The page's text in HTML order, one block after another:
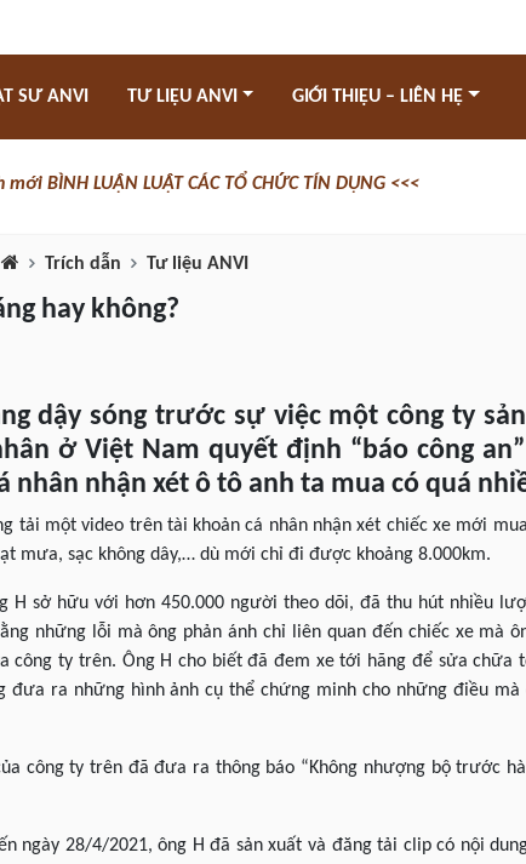
SƯ ANVI TƯ LIỆU ANVI GIỚI THIỆU – LIÊN HỆ
BÌNH LUẬN LUẬT CÁC TỔ CHỨC TÍN DỤNG <<<
Trích dẫn Tư liệu ANVI
hay không?
dậy sóng trước sự việc một công ty
ở Việt Nam quyết định “báo công
nhân nhận xét ô tô anh ta mua có quá
tải một video trên tài khoản cá nhân nhận xét chiếc xe mới
mưa, sạc không dây,… dù mới chỉ đi được khoảng 8.000km.
H sở hữu với hơn 450.000 người theo dõi, đã thu hút nhiều
những lỗi mà ông phản ánh chỉ liên quan đến chiếc xe mà
công ty trên. Ông H cho biết đã đem xe tới hãng để sửa chữa
đưa ra những hình ảnh cụ thể chứng minh cho những điều
công ty trên đã đưa ra thông báo “Không nhượng bộ trước
ngày 28/4/2021, ông H đã sản xuất và đăng tải clip có nội